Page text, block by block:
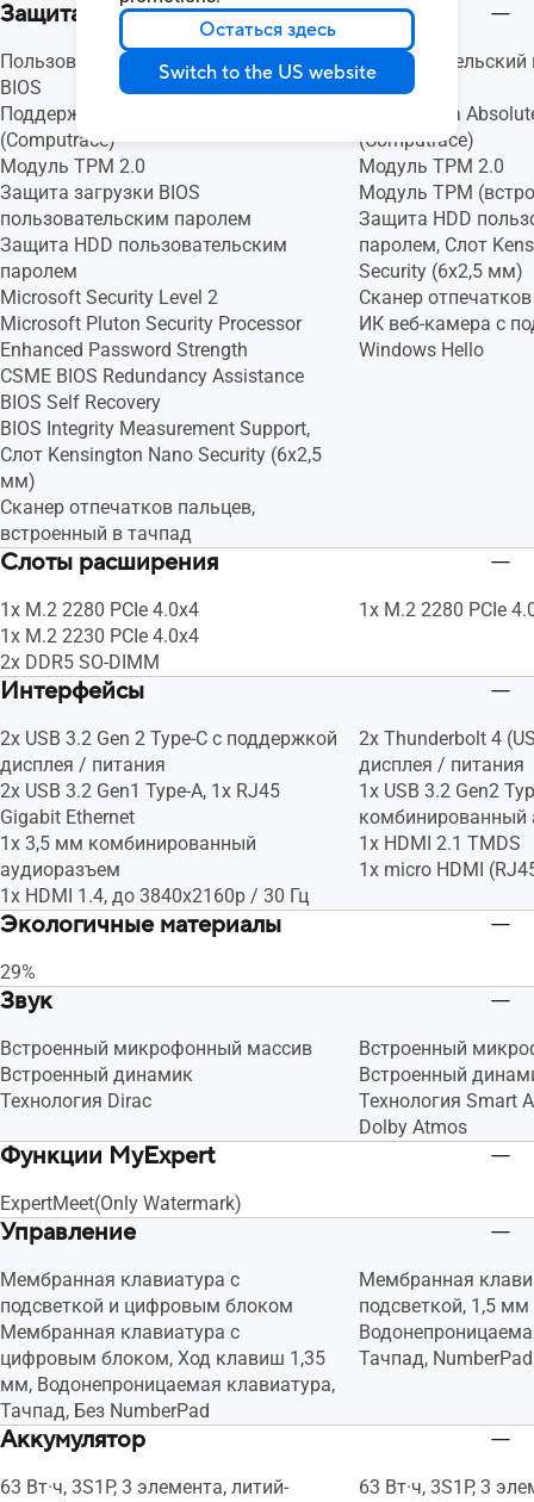
Остаться здесь
Switch to the US website
Защита
Пользовательский пароль настроек
BIOS
Поддержка Absolute Persistence 2.0
(Computrace)
Модуль TPM 2.0
Защита загрузки BIOS
пользовательским паролем
Защита HDD пользовательским
паролем
Microsoft Security Level 2
Microsoft Pluton Security Processor
Enhanced Password Strength
CSME BIOS Redundancy Assistance
BIOS Self Recovery
BIOS Integrity Measurement Support,
Слот Kensington Nano Security (6x2,5
мм)
Сканер отпечатков пальцев,
встроенный в тачпад
Поддержка
(Computrace)
Модуль TPM 2.0
Модуль TPM
Защита HDD
паролем, Слот
Security (6x2,5 мм)
Сканер
ИК веб-камера с
Windows Hello
Слоты расширения
1x M.2 2280 PCIe 4.0x4
1x M.2 2230 PCIe 4.0x4
2x DDR5 SO-DIMM
1x M.2 2280 PCIe
Интерфейсы
2x USB 3.2 Gen 2 Type-C с поддержкой
дисплея / питания
2x USB 3.2 Gen1 Type-A, 1x RJ45
Gigabit Ethernet
1x 3,5 мм комбинированный
аудиоразъем
1x HDMI 1.4, до 3840x2160p / 30 Гц
2x Thunderbolt 4
дисплея / питания
1x USB 3.2 Gen2
комбинированный
1x HDMI 2.1 TMDS
1x micro HDMI
Экологичные материалы
29%
Звук
Встроенный микрофонный массив
Встроенный динамик
Технология Dirac
Встроенный
Встроенный
Технология Smart
Dolby Atmos
Функции MyExpert
ExpertMeet(Only Watermark)
Управление
Мембранная клавиатура с
подсветкой и цифровым блоком
Мембранная клавиатура с
цифровым блоком, Ход клавиш 1,35
мм, Водонепроницаемая клавиатура,
Тачпад, Без NumberPad
Мембранная
подсветкой, 1,5
Тачпад, NumberPad
Аккумулятор
63 Вт·ч, 3S1P, 3 элемента, литий-
63 Вт·ч, 3S1P, 3